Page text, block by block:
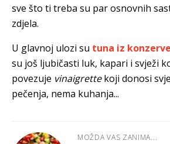
sve što ti treba su par osnovnih
zdjela.
U glavnoj ulozi su tuna iz konzerve
su još ljubičasti luk, kapari i svježi
povezuje vinaigrettekoji donosi
pečenja, nema kuhanja...
MOŽDA VAS ZANIMA...